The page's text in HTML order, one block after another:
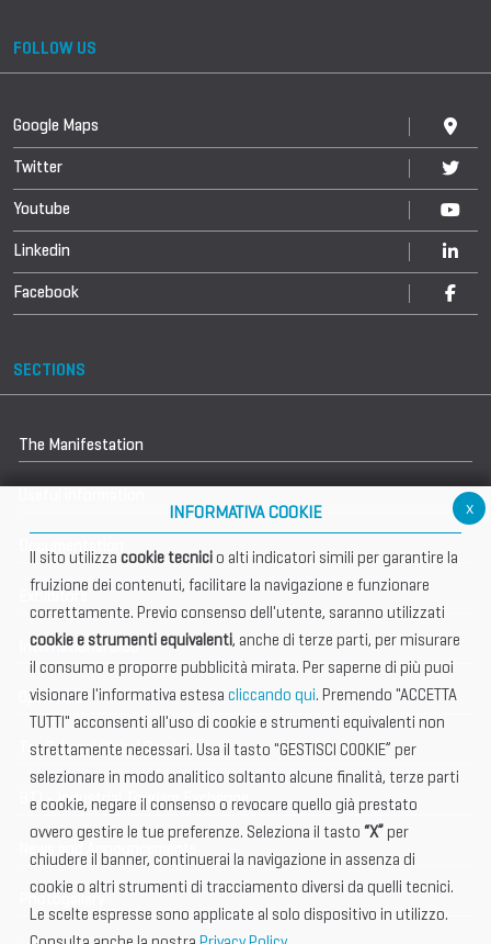
FOLLOW US
Google Maps
Twitter
Youtube
Linkedin
Facebook
SECTIONS
The Manifestation
Exhibitors
International Club
Open Hub
Tax & Legal Global Services
BTI - Industrial Tourism Exchange
News and Announcements
Photogallery
x
INFORMATIVA COOKIE
Il sito utilizza cookie tecnicio alti indicatori simili per garantire la
fruizione dei contenuti, facilitare la navigazione e funzionare
correttamente. Previo consenso dell'utente, saranno utilizzati
cookie e strumenti equivalenti, anche di terze parti, per misurare
il consumo e proporre pubblicità mirata. Per saperne di più puoi
visionare l'informativa estesa cliccando qui. Premendo "ACCETTA
TUTTI" acconsenti all'uso di cookie e strumenti equivalenti non
strettamente necessari. Usa il tasto "GESTISCI COOKIE” per
selezionare in modo analitico soltanto alcune finalità, terze parti
e cookie, negare il consenso o revocare quello già prestato
ovvero gestire le tue preferenze. Seleziona il tasto “X” per
chiudere il banner, continuerai la navigazione in assenza di
cookie o altri strumenti di tracciamento diversi da quelli tecnici.
Le scelte espresse sono applicate al solo dispositivo in utilizzo.